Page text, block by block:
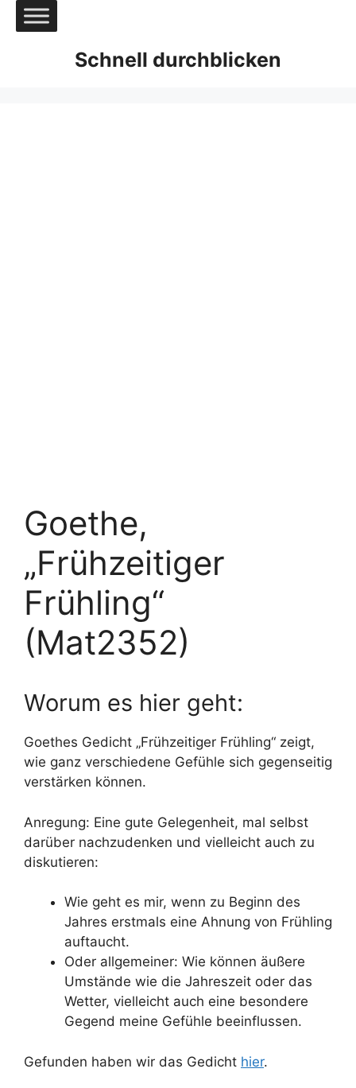
Zum
Inhalt
Schnell durchblicken
Goethe,
„Frühzeitiger
Frühling“
(Mat2352)
Worum es hier geht:
Goethes Gedicht „Frühzeitiger Frühling“ zeigt,
wie ganz verschiedene Gefühle sich gegenseitig
verstärken können.
Anregung: Eine gute Gelegenheit, mal selbst
darüber nachzudenken und vielleicht auch zu
diskutieren:
Wie geht es mir, wenn zu Beginn des
Jahres erstmals eine Ahnung von Frühling
auftaucht.
Oder allgemeiner: Wie können äußere
Umstände wie die Jahreszeit oder das
Wetter, vielleicht auch eine besondere
Gegend meine Gefühle beeinflussen.
Gefunden haben wir das Gedicht hier.